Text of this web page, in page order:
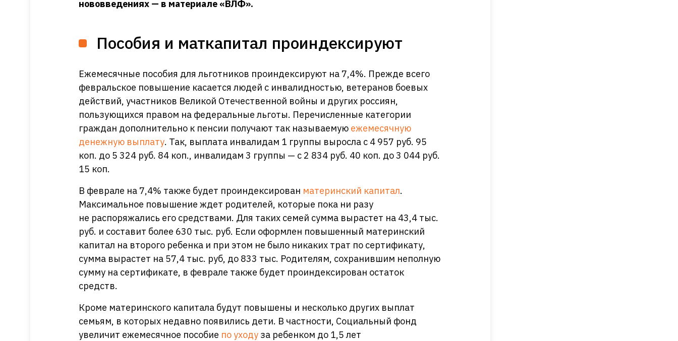
нововведениях — в материале «ВЛФ».
Пособия и маткапитал проиндексируют
Ежемесячные пособия для льготников проиндексируют на 7,4%. Прежде всего
февральское повышение касается людей с инвалидностью, ветеранов боевых
действий, участников Великой Отечественной войны и других россиян,
пользующихся правом на федеральные льготы. Перечисленные категории
граждан дополнительно к пенсии получают так называемую ежемесячную
денежную выплату. Так, выплата инвалидам 1 группы выросла с 4 957 руб. 95
коп. до 5 324 руб. 84 коп., инвалидам 3 группы — с 2 834 руб. 40 коп. до 3 044 руб.
15 коп.
В феврале на 7,4% также будет проиндексирован материнский капитал.
Максимальное повышение ждет родителей, которые пока ни разу
не распоряжались его средствами. Для таких семей сумма вырастет на 43,4 тыс.
руб. и составит более 630 тыс. руб. Если оформлен повышенный материнский
капитал на второго ребенка и при этом не было никаких трат по сертификату,
сумма вырастет на 57,4 тыс. руб, до 833 тыс. Родителям, сохранившим неполную
сумму на сертификате, в феврале также будет проиндексирован остаток
средств.
Кроме материнского капитала будут повышены и несколько других выплат
семьям, в которых недавно появились дети. В частности, Социальный фонд
увеличит ежемесячное пособие по уходу за ребенком до 1,5 лет